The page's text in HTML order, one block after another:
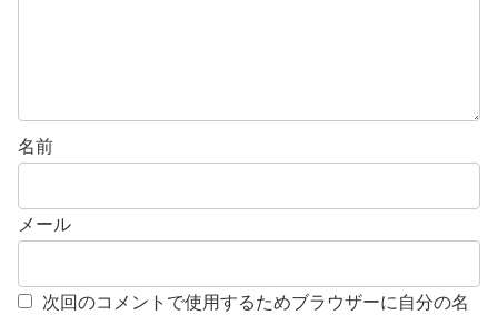
名前
メール
次回のコメントで使用するためブラウザーに自分の名